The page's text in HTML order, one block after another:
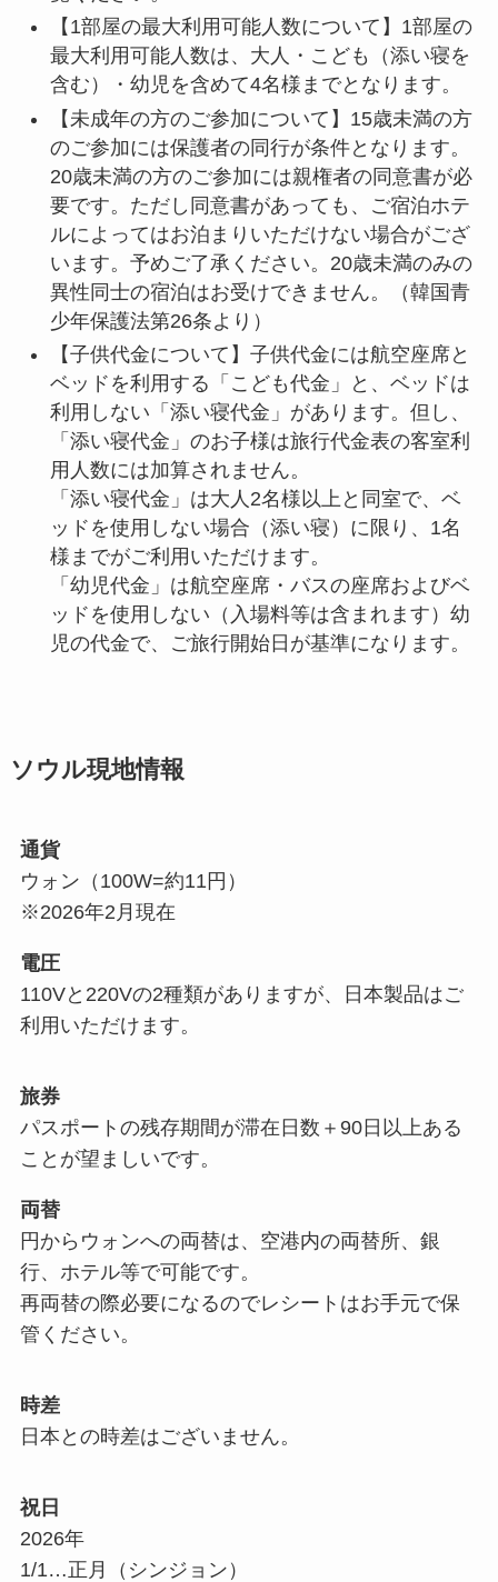
【1部屋の最大利用可能人数について】1部屋の
最大利用可能人数は、大人・こども（添い寝を
含む）・幼児を含めて4名様までとなります。
【未成年の方のご参加について】15歳未満の方
のご参加には保護者の同行が条件となります。
20歳未満の方のご参加には親権者の同意書が必
要です。ただし同意書があっても、ご宿泊ホテ
ルによってはお泊まりいただけない場合がござ
います。予めご了承ください。20歳未満のみの
異性同士の宿泊はお受けできません。（韓国青
少年保護法第26条より）
【子供代金について】子供代金には航空座席と
ベッドを利用する「こども代金」と、ベッドは
利用しない「添い寝代金」があります。但し、
「添い寝代金」のお子様は旅行代金表の客室利
用人数には加算されません。
「添い寝代金」は大人2名様以上と同室で、ベ
ッドを使用しない場合（添い寝）に限り、1名
様までがご利用いただけます。
「幼児代金」は航空座席・バスの座席およびベ
ッドを使用しない（入場料等は含まれます）幼
児の代金で、ご旅行開始日が基準になります。
ソウル現地情報
通貨
ウォン（100W=約11円）
※2026年2月現在
電圧
110Vと220Vの2種類がありますが、日本製品はご
利用いただけます。
旅券
パスポートの残存期間が滞在日数＋90日以上ある
ことが望ましいです。
両替
円からウォンへの両替は、空港内の両替所、銀
行、ホテル等で可能です。
再両替の際必要になるのでレシートはお手元で保
管ください。
時差
日本との時差はございません。
祝日
2026年
1/1…正月（シンジョン）